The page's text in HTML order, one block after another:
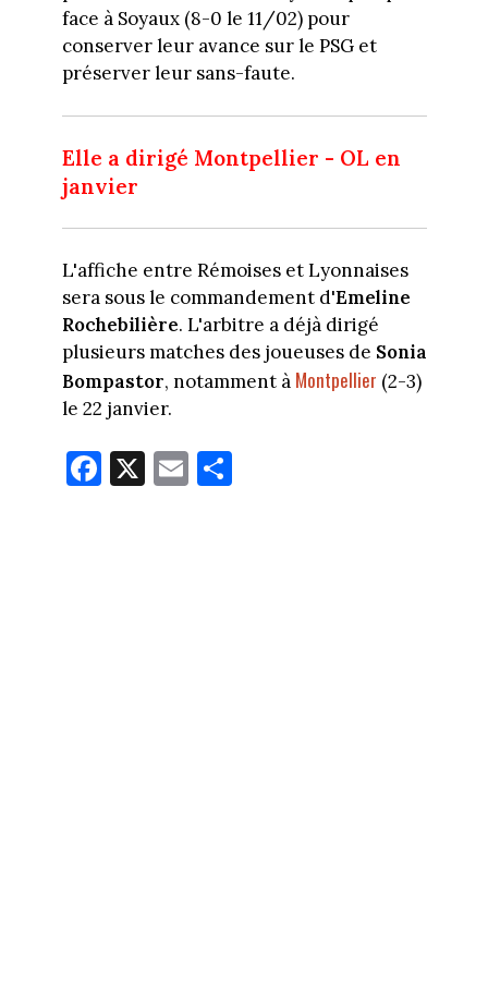
face à Soyaux (8-0 le 11/02) pour
conserver leur avance sur le PSG et
préserver leur sans-faute.
Elle a dirigé Montpellier - OL en
janvier
L'affiche entre Rémoises et Lyonnaises
sera sous le commandement d'Emeline
Rochebilière. L'arbitre a déjà dirigé
plusieurs matches des joueuses de Sonia
Bompastor, notamment à Montpellier (2-3)
le 22 janvier.
Fa
ce
X E
m
Pa